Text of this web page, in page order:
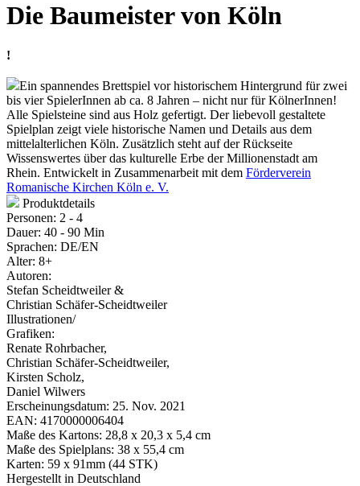
Die Baumeister von Köln
!
Ein spannendes Brettspiel vor historischem Hintergrund für zwei
bis vier SpielerInnen ab ca. 8 Jahren – nicht nur für KölnerInnen!
Alle Spielsteine sind aus Holz gefertigt. Der liebevoll gestaltete
Spielplan zeigt viele historische Namen und Details aus dem
mittelalterlichen Köln. Zusätzlich steht auf der Rückseite
Wissenswertes über das kulturelle Erbe der Millionenstadt am
Rhein. Entwickelt in Zusammenarbeit mit dem Förderverein
Romanische Kirchen Köln e. V.
Produktdetails
Personen: 2 - 4
Dauer: 40 - 90 Min
Sprachen: DE/EN
Alter: 8+
Autoren:
Stefan Scheidtweiler &
Christian Schäfer-Scheidtweiler
Illustrationen/
Grafiken:
Renate Rohrbacher,
Christian Schäfer-Scheidtweiler,
Kirsten Scholz,
Daniel Wilwers
Erscheinungsdatum: 25. Nov. 2021
EAN: 4170000006404
Maße des Kartons: 28,8 x 20,3 x 5,4 cm
Maße des Spielplans: 38 x 55,4 cm
Karten: 59 x 91mm (44 STK)
Hergestellt in Deutschland